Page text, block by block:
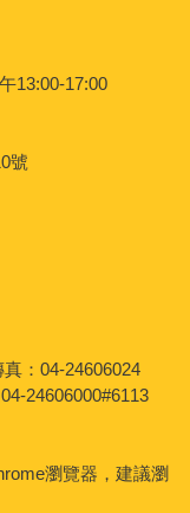
13:00-17:00
號
：04-24606024
24606000#6113
瀏覽器，建議瀏